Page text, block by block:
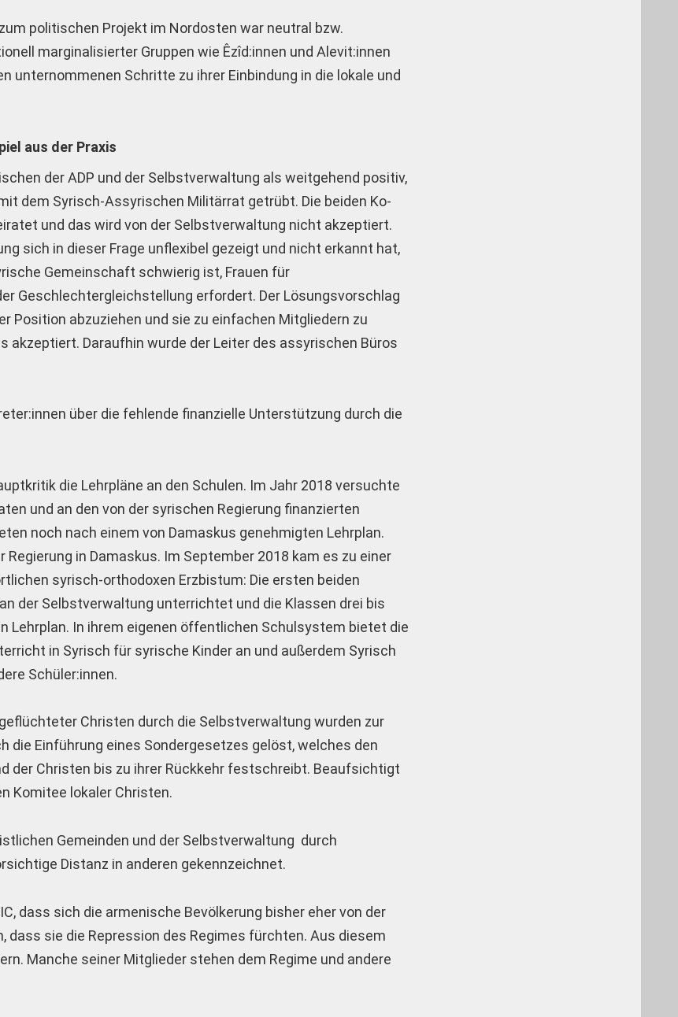
politischen Projekt im Nordosten war neutral bzw.
marginalisierter Gruppen wie Êzîd:innen und Alevit:innen
unternommenen Schritte zu ihrer Einbindung in die lokale und
aus der Praxis
der ADP und der Selbstverwaltung als weitgehend positiv,
dem Syrisch-Assyrischen Militärrat getrübt. Die beiden Ko-
und das wird von der Selbstverwaltung nicht akzeptiert.
sich in dieser Frage unflexibel gezeigt und nicht erkannt hat,
Gemeinschaft schwierig ist, Frauen für
Geschlechtergleichstellung erfordert. Der Lösungsvorschlag
Position abzuziehen und sie zu einfachen Mitgliedern zu
akzeptiert. Daraufhin wurde der Leiter des assyrischen Büros
über die fehlende finanzielle Unterstützung durch die
die Lehrpläne an den Schulen. Im Jahr 2018 versuchte
und an den von der syrischen Regierung finanzierten
noch nach einem von Damaskus genehmigten Lehrplan.
in Damaskus. Im September 2018 kam es zu einer
syrisch-orthodoxen Erzbistum: Die ersten beiden
der Selbstverwaltung unterrichtet und die Klassen drei bis
Lehrplan. In ihrem eigenen öffentlichen Schulsystem bietet die
in Syrisch für syrische Kinder an und außerdem Syrisch
Schüler:innen.
Christen durch die Selbstverwaltung wurden zur
die Einführung eines Sondergesetzes gelöst, welches den
der Christen bis zu ihrer Rückkehr festschreibt. Beaufsichtigt
Komitee lokaler Christen.
Gemeinden und der Selbstverwaltung durch
Distanz in anderen gekennzeichnet.
dass sich die armenische Bevölkerung bisher eher von der
sie die Repression des Regimes fürchten. Aus diesem
Manche seiner Mitglieder stehen dem Regime und andere